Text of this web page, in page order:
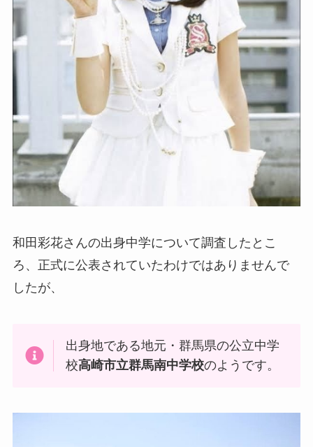
和田彩花さんの出身中学について調査したとこ
ろ、正式に公表されていたわけではありませんで
したが、
出身地である地元・群馬県の公立中学
校高崎市立群馬南中学校のようです。